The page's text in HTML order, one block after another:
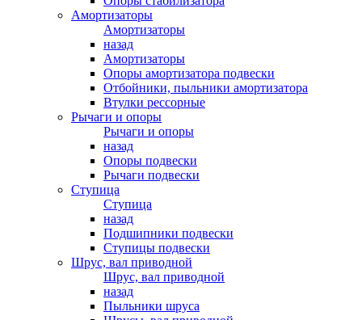
Амортизаторы
Амортизаторы
назад
Амортизаторы
Опоры амортизатора подвески
Отбойники, пыльники амортизатора
Втулки рессорные
Рычаги и опоры
Рычаги и опоры
назад
Опоры подвески
Рычаги подвески
Ступица
Ступица
назад
Подшипники подвески
Ступицы подвески
Шрус, вал приводной
Шрус, вал приводной
назад
Пыльники шруса